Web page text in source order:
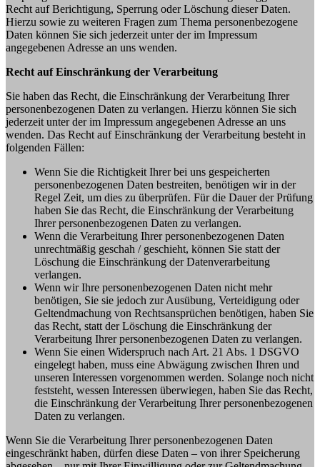
Recht auf Berichtigung, Sperrung oder Löschung dieser Daten.
Hierzu sowie zu weiteren Fragen zum Thema personenbezogene
Daten können Sie sich jederzeit unter der im Impressum
angegebenen Adresse an uns wenden.
Recht auf Einschränkung der Verarbeitung
Sie haben das Recht, die Einschränkung der Verarbeitung Ihrer
personenbezogenen Daten zu verlangen. Hierzu können Sie sich
jederzeit unter der im Impressum angegebenen Adresse an uns
wenden. Das Recht auf Einschränkung der Verarbeitung besteht in
folgenden Fällen:
Wenn Sie die Richtigkeit Ihrer bei uns gespeicherten
personenbezogenen Daten bestreiten, benötigen wir in der
Regel Zeit, um dies zu überprüfen. Für die Dauer der Prüfung
haben Sie das Recht, die Einschränkung der Verarbeitung
Ihrer personenbezogenen Daten zu verlangen.
Wenn die Verarbeitung Ihrer personenbezogenen Daten
unrechtmäßig geschah / geschieht, können Sie statt der
Löschung die Einschränkung der Datenverarbeitung
verlangen.
Wenn wir Ihre personenbezogenen Daten nicht mehr
benötigen, Sie sie jedoch zur Ausübung, Verteidigung oder
Geltendmachung von Rechtsansprüchen benötigen, haben Sie
das Recht, statt der Löschung die Einschränkung der
Verarbeitung Ihrer personenbezogenen Daten zu verlangen.
Wenn Sie einen Widerspruch nach Art. 21 Abs. 1 DSGVO
eingelegt haben, muss eine Abwägung zwischen Ihren und
unseren Interessen vorgenommen werden. Solange noch nicht
feststeht, wessen Interessen überwiegen, haben Sie das Recht,
die Einschränkung der Verarbeitung Ihrer personenbezogenen
Daten zu verlangen.
Wenn Sie die Verarbeitung Ihrer personenbezogenen Daten
eingeschränkt haben, dürfen diese Daten – von ihrer Speicherung